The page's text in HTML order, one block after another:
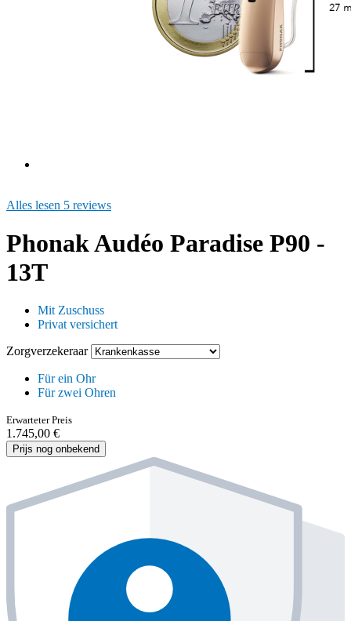
Alles lesen 5 reviews
Phonak Audéo Paradise P90 -
13T
Mit Zuschuss
Privat versichert
Zorgverzekeraar
Für ein Ohr
Für zwei Ohren
Erwarteter Preis
1.745,00 €
Prijs nog onbekend